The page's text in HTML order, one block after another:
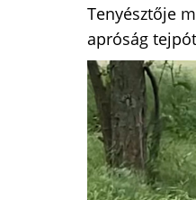
Tenyésztője
apróság